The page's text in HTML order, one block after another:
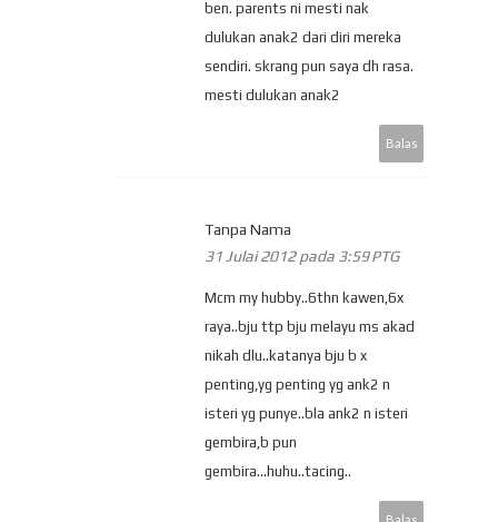
ben. parents ni mesti nak
dulukan anak2 dari diri mereka
sendiri. skrang pun saya dh rasa.
mesti dulukan anak2
Balas
Tanpa Nama
31 Julai 2012 pada 3:59 PTG
Mcm my hubby..6thn kawen,6x
raya..bju ttp bju melayu ms akad
nikah dlu..katanya bju b x
penting,yg penting yg ank2 n
isteri yg punye..bla ank2 n isteri
gembira,b pun
gembira...huhu..tacing..
Balas